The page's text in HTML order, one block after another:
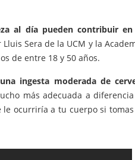
al día pueden contribuir
Sera de la UCM y la
de entre 18 y 50 años.
ingesta moderada de
más adecuada a
ocurriría a tu cuerpo si